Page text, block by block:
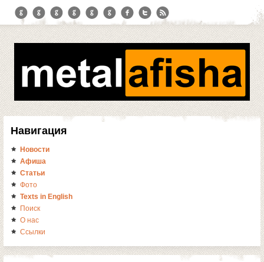
Навигация
Новости
Афиша
Статьи
Фото
Texts in English
Поиск
О нас
Ссылки